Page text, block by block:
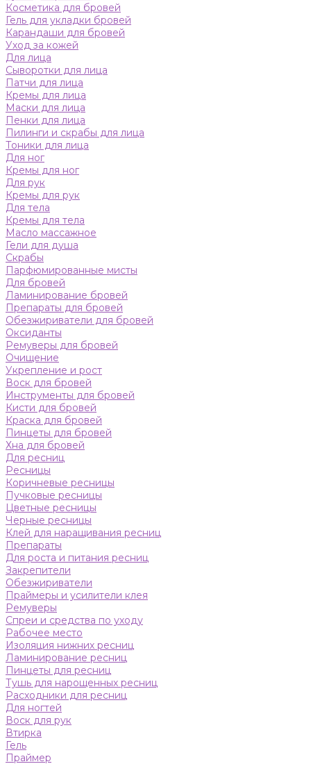
Косметика для бровей
Гель для укладки бровей
Карандаши для бровей
Уход за кожей
Для лица
Сыворотки для лица
Патчи для лица
Кремы для лица
Маски для лица
Пенки для лица
Пилинги и скрабы для лица
Тоники для лица
Для ног
Кремы для ног
Для рук
Кремы для рук
Для тела
Кремы для тела
Масло массажное
Гели для душа
Скрабы
Парфюмированные мисты
Для бровей
Ламинирование бровей
Препараты для бровей
Обезжириватели для бровей
Оксиданты
Ремуверы для бровей
Очищение
Укрепление и рост
Воск для бровей
Инструменты для бровей
Кисти для бровей
Краска для бровей
Пинцеты для бровей
Хна для бровей
Для ресниц
Ресницы
Коричневые ресницы
Пучковые ресницы
Цветные ресницы
Черные ресницы
Клей для наращивания ресниц
Препараты
Для роста и питания ресниц
Закрепители
Обезжириватели
Праймеры и усилители клея
Ремуверы
Спреи и средства по уходу
Рабочее место
Изоляция нижних ресниц
Ламинирование ресниц
Пинцеты для ресниц
Тушь для нарощенных ресниц
Расходники для ресниц
Для ногтей
Воск для рук
Втирка
Гель
Праймер